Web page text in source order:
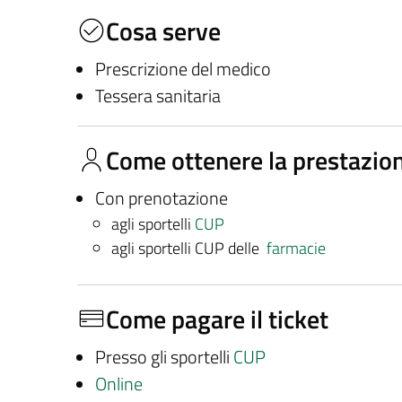
Cosa serve
Prescrizione del medico
Tessera sanitaria
Come ottenere la
Con prenotazione
agli sportelli CUP
agli sportelli CUP delle farmacie
Come pagare il ticket
Presso gli sportelli CUP
Online